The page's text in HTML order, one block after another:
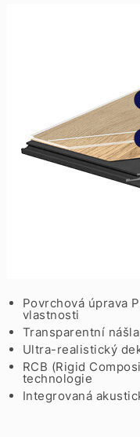
Povrchová úprava
vlastnosti
Transparentní
Ultra-realistický
RCB (Rigid
technologie
Integrovaná